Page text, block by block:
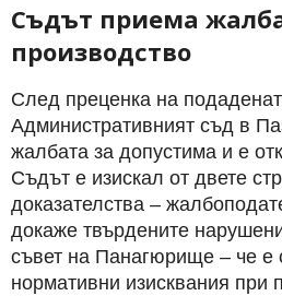
Съдът приема
производство
След преценка на
Административният съд в
жалбата за допустима и е
Съдът е изискал от двете
доказателства –
докаже твърдените
съвет на Панагюрище – че е
нормативни изисквания при